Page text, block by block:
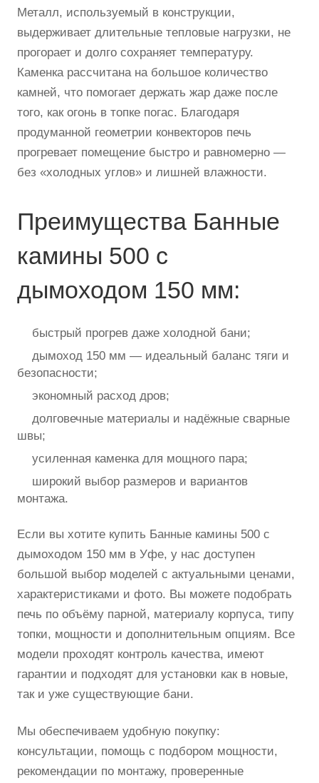
Металл, используемый в конструкции,
выдерживает длительные тепловые нагрузки, не
прогорает и долго сохраняет температуру.
Каменка рассчитана на большое количество
камней, что помогает держать жар даже после
того, как огонь в топке погас. Благодаря
продуманной геометрии конвекторов печь
прогревает помещение быстро и равномерно —
без «холодных углов» и лишней влажности.
Преимущества Банные
камины 500 с
дымоходом 150 мм:
быстрый прогрев даже холодной бани;
дымоход 150 мм — идеальный баланс тяги и
безопасности;
экономный расход дров;
долговечные материалы и надёжные сварные
швы;
усиленная каменка для мощного пара;
широкий выбор размеров и вариантов
монтажа.
Если вы хотите купить Банные камины 500 с
дымоходом 150 мм в Уфе, у нас доступен
большой выбор моделей с актуальными ценами,
характеристиками и фото. Вы можете подобрать
печь по объёму парной, материалу корпуса, типу
топки, мощности и дополнительным опциям. Все
модели проходят контроль качества, имеют
гарантии и подходят для установки как в новые,
так и уже существующие бани.
Мы обеспечиваем удобную покупку:
консультации, помощь с подбором мощности,
рекомендации по монтажу, проверенные